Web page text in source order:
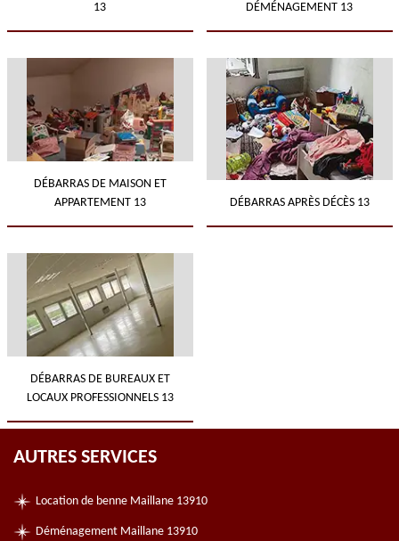
13
DÉMÉNAGEMENT 13
DÉBARRAS DE MAISON ET
APPARTEMENT 13
DÉBARRAS APRÈS DÉCÈS 13
DÉBARRAS DE BUREAUX ET
LOCAUX PROFESSIONNELS 13
AUTRES SERVICES
Location de benne Maillane 13910
Déménagement Maillane 13910